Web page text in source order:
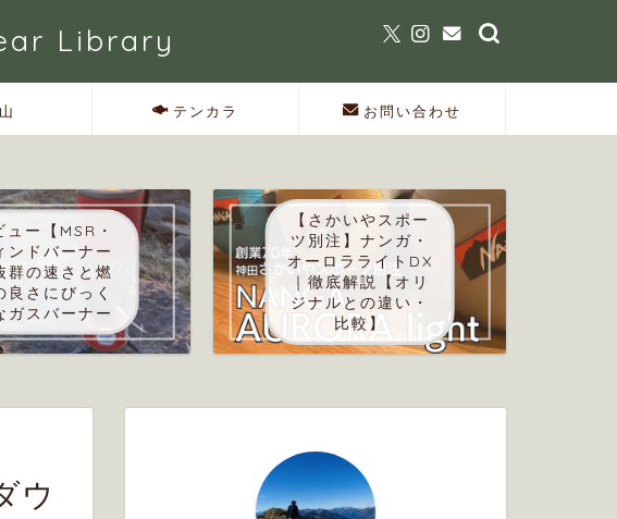
Library
テンカラ お問い合わせ
ュー【MSR・
ンドバーナー
群の速さと燃
良さにびっく
ガスバーナー
【さかいやスポー
ツ別注】ナンガ・
オーロラライトDX
｜徹底解説【オリ
ジナルとの違い・
比較】
ウ